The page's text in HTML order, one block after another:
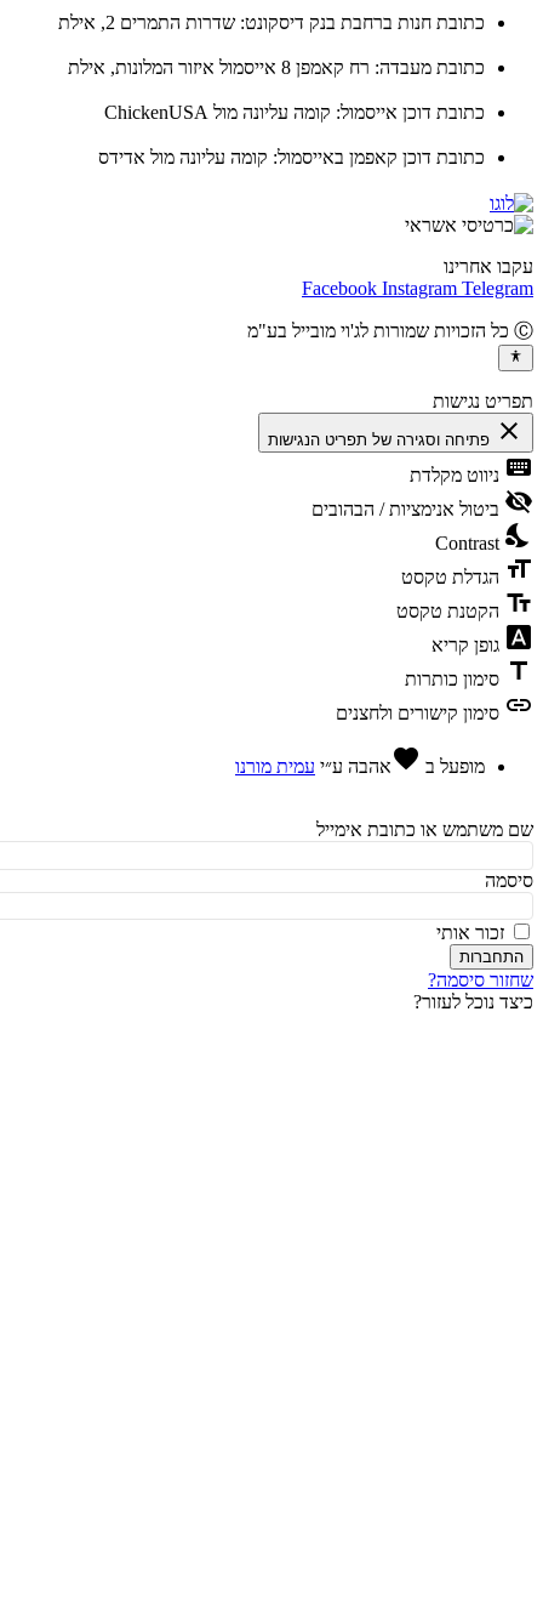
כתובת חנות ברחבת בנק דיסקונט: שדרות התמרים 2, אילת
כתובת מעבדה: רח קאמפן 8 אייסמול איזור המלונות, אילת
כתובת דוכן אייסמול: קומה עליונה מול ChickenUSA
כתובת דוכן קאפמן באייסמול: קומה עליונה מול אדידס
אחרינו
Facebook Instagram
נגישות
פתיחה וסגירה של תפריט הנגישות
ניווט מקלדת
ביטול אנימציות / הבהובים
Contrast
הגדלת טקסט
הקטנת טקסט
גופן קריא
סימון כותרות
סימון קישורים ולחצנים
מופעל בfavorite אהבהע״י עמית מורנו
או כתובת אימייל
זכור אותי
סיסמה?
נוכל לעזור?